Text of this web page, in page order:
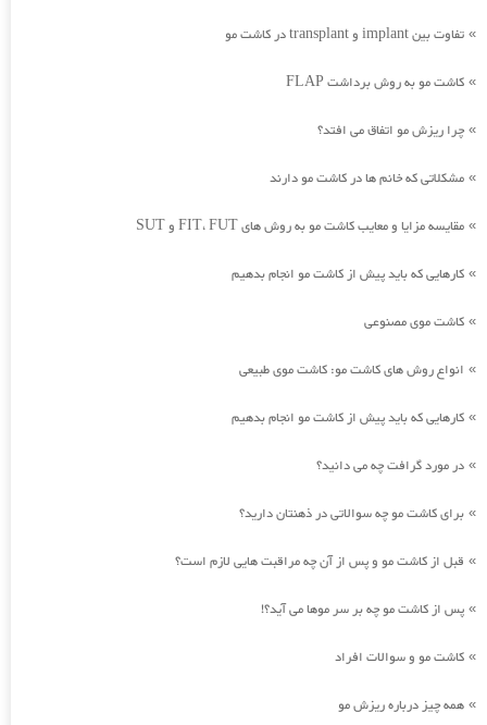
» تفاوت بین implant و transplant در کاشت مو
» کاشت مو به روش برداشت FLAP
» چرا ریزش مو اتفاق می افتد؟
» مشکلاتی که خانم ها در کاشت مو دارند
» مقایسه مزایا و معایب کاشت مو به روش های FIT، FUT و SUT
» کارهایی که باید پیش از کاشت مو انجام بدهیم
» کاشت موی مصنوعی
» انواع روش های کاشت مو: کاشت موی طبیعی
» کارهایی که باید پیش از کاشت مو انجام بدهیم
» در مورد گرافت چه می دانید؟
» برای کاشت مو چه سوالاتی در ذهنتان دارید؟
» قبل از کاشت مو و پس از آن چه مراقبت هایی لازم است؟
» پس از کاشت مو چه بر سر موها می آید؟!
» کاشت مو و سوالات افراد
» همه چیز درباره ریزش مو